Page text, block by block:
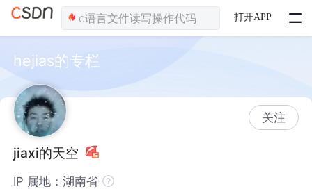
打开APP
hejias的专栏
关注
jiaxi的天空
IP 属地：湖南省